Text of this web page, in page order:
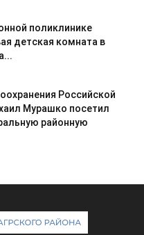
поликлинике
детская комната в
Российской
Мурашко посетил
районную